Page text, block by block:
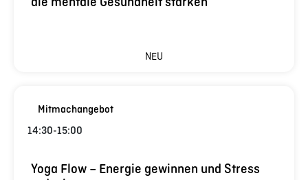
NEU
Mitmachangebot
14:30-15:00
Yoga Flow – Energie gewinnen und Stress